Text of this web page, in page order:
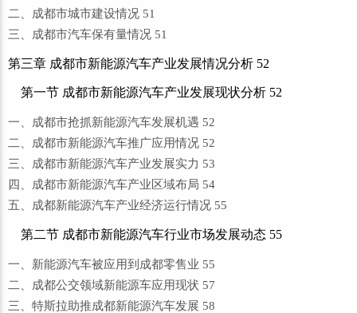
二、成都市城市建设情况 51
三、成都市汽车保有量情况 51
第三章 成都市新能源汽车产业发展情况分析 52
第一节 成都市新能源汽车产业发展现状分析 52
一、成都市抢抓新能源汽车发展机遇 52
二、成都市新能源汽车推广应用情况 52
三、成都市新能源汽车产业发展实力 53
四、成都市新能源汽车产业区域布局 54
五、成都新能源汽车产业经济运行情况 55
第二节 成都市新能源汽车行业市场发展动态 55
一、新能源汽车被应用到成都零售业 55
二、成都公交领域新能源车应用现状 57
三、特斯拉助推成都新能源汽车发展 58